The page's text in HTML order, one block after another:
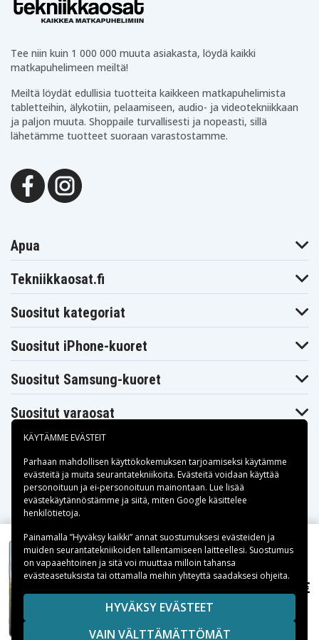
13,99 €
Tee niin kuin 1 000 000 muuta asiakasta, löydä kaikki
matkapuhelimeen meiltä!
Meiltä löydät edullisia tuotteita kaikkeen matkapuhelimista
tabletteihin, älykotiin, pelaamiseen, audio- ja videotekniikkaan
ja paljon muuta. Shoppaile turvallisesti ja nopeasti, sillä
lähetämme tuotteet suoraan varastostamme.
Apua
Tekniikkaosat.fi
Suositut kategoriat
Suositut iPhone-kuoret
Suositut Samsung-kuoret
Suositut varaosat
Maksuvaihtoehdot
Toimitusvaihtoehdot
Copyright © 2026, Spares Nordic AB
SIVULLA MAINITUT TAVARAMERKIT OVAT OMISTAJIENSA
OMAISUUTTA.
KÄYTÄMME EVÄSTEIT
Parhaan mahdollisen käyttökokemuksen tarjoamiseksi käytämme
evästeitä ja muita seurantatekniikoita. Evästeitä voidaan käyttää
personoituun ja ei-personoituun mainontaan. Lue lisää
evästekäytännöstämme ja siitä, miten Google käsittelee
henkilötietoja.
Painamalla ”Hyväksy kaikki” annat suostumuksesi evästeiden ja
muiden seurantatekniikoiden tallentamiseen laitteellesi. Suostumus
on vapaaehtoinen ja sitä voi muuttaa milloin tahansa
evästeasetuksista tai ottamalla meihin yhteyttä saadaksesi ohjeita.
HYVÄKSY EVÄSTEET
VAIN VÄLTTÄMÄTTÖMÄT